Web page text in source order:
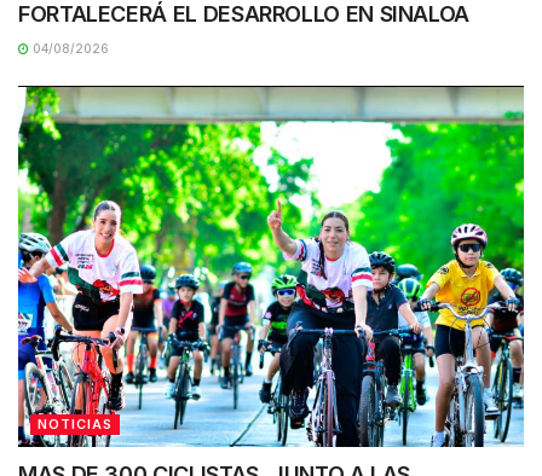
FORTALECERÁ EL DESARROLLO EN SINALOA
04/08/2026
NOTICIAS